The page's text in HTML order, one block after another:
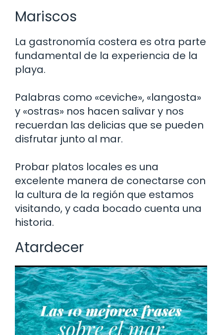
Mariscos
La gastronomía costera es otra parte
fundamental de la experiencia de la
playa.
Palabras como «ceviche», «langosta»
y «ostras» nos hacen salivar y nos
recuerdan las delicias que se pueden
disfrutar junto al mar.
Probar platos locales es una
excelente manera de conectarse con
la cultura de la región que estamos
visitando, y cada bocado cuenta una
historia.
Atardecer